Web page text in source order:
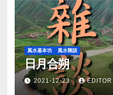
風水基本功 風水雜談
日月合朔
2021-12-23 EDITOR